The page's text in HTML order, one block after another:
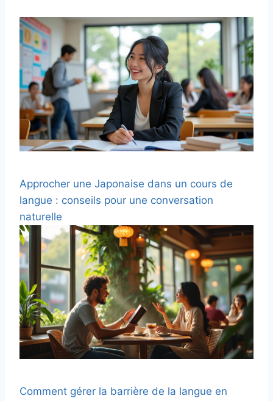
Approcher une Japonaise dans un cours de
langue : conseils pour une conversation
naturelle
Comment gérer la barrière de la langue en